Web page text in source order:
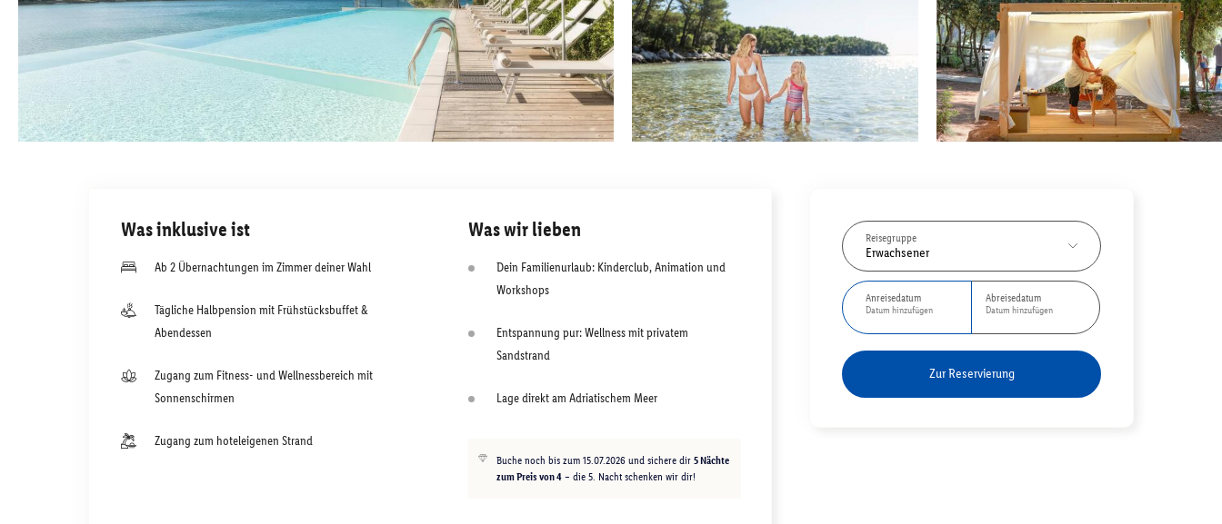
Reisegruppe
Erwachsener
Anreisedatum
Datum hinzufügen
Abreisedatum
Datum hinzufügen
Zur Reservierung
Was inklusive ist
Ab 2 Übernachtungen im Zimmer deiner Wahl
Tägliche Halbpension mit Frühstücksbuffet &
Abendessen
Zugang zum Fitness- und Wellnessbereich mit
Sonnenschirmen
Zugang zum hoteleigenen Strand
Was wir lieben
Dein Familienurlaub: Kinderclub, Animation und
Workshops
Entspannung pur: Wellness mit privatem
Sandstrand
Lage direkt am Adriatischem Meer
Buche noch bis zum 15.07.2026 und sichere dir 5 Nächte
zum Preis von 4 – die 5. Nacht schenken wir dir!